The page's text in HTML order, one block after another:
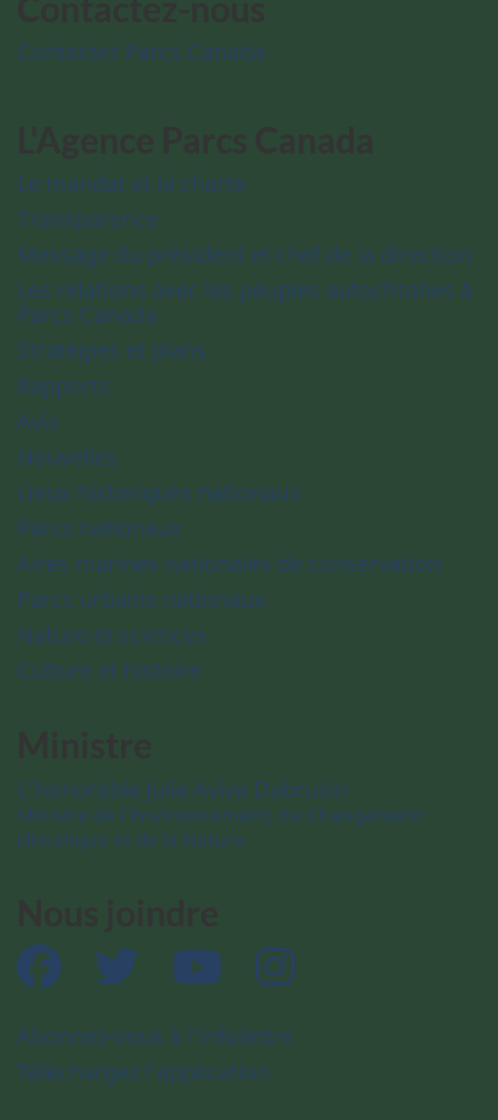
Contactez Parcs Canada
Le mandat et la charte
Transparence
Message du président et chef de la direction
Les relations avec les peuples autochtones à
Parcs Canada
Stratégies et plans
Rapports
Avis
Nouvelles
Lieux historiques nationaux
Parcs nationaux
Aires marines nationales de conservation
Parcs urbains nationaux
Nature et sciences
Culture et histoire
L’honorable Julie Aviva Dabrusin
Ministre de l’Environnement, du Changement
climatique et de la Nature
Facebook Twitter YouTube
Abonnez-vous à l’infolettre
Téléchargez l’application